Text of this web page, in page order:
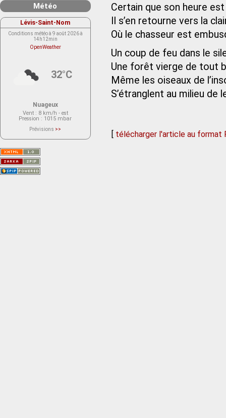
Certain que son heure
Il s’en retourne vers la
Où le chasseur est
Un coup de feu dans le
Une forêt vierge de tout
Même les oiseaux de
S’étranglent au milieu de
[ télécharger l'article au format
Météo
Lévis-Saint-Nom
Conditions météo à 9 août 2026 à
14h12min
OpenWeather
32°C
Nuageux
Vent : 8 km/h - est
Pression : 1015 mbar
Prévisions >>
actuellement aucune prévision
Saint-Nom.
Veuillez consulter le message du
service ci-dessous.
(401 - Invalid API key. Please see
https://openweathermap.org/faq#error401